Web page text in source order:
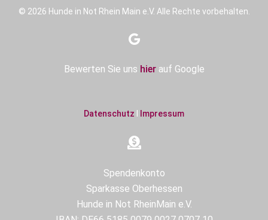
© 2026 Hunde in Not Rhein Main e.V. Alle Rechte vorbehalten.
Bewerten Sie uns hierauf Google
Datenschutz I Impressum
Spendenkonto
Sparkasse Oberhessen
Hunde in Not RheinMain e.V.